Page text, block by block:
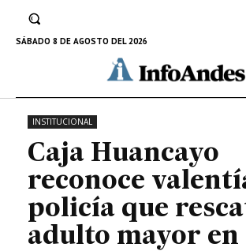
SÁBADO 8 DE AGOSTO DEL 2026
de policía que
mayor en un
31 DE AGOSTO DE 2025
INSTITUCIONAL
Caja Huancayo
reconoce
policía que
adulto mayor en